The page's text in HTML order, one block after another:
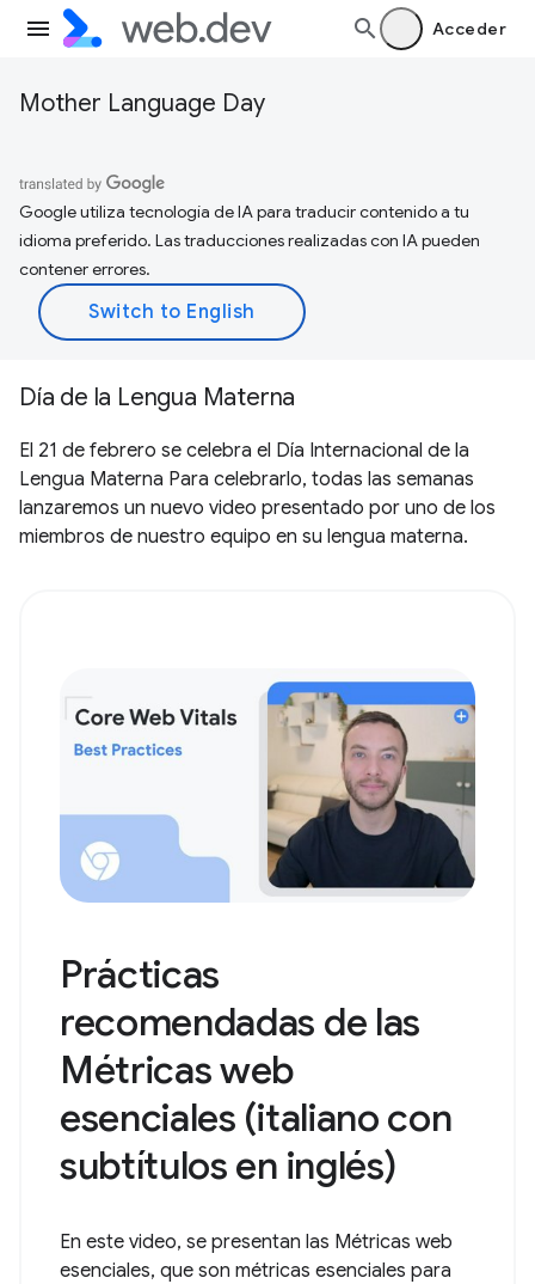
Acceder
Mother Language Day
Google utiliza tecnología de IA para traducir contenido a tu
idioma preferido. Las traducciones realizadas con IA pueden
contener errores.
Día de la Lengua Materna
El 21 de febrero se celebra el Día Internacional de la
Lengua Materna Para celebrarlo, todas las semanas
lanzaremos un nuevo video presentado por uno de los
miembros de nuestro equipo en su lengua materna.
Prácticas
recomendadas de las
Métricas web
esenciales (italiano con
subtítulos en inglés)
En este video, se presentan las Métricas web
esenciales, que son métricas esenciales para